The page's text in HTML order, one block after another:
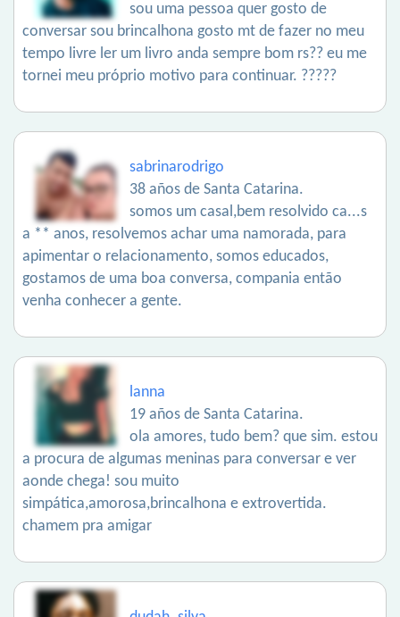
sou uma pessoa quer gosto de
conversar sou brincalhona gosto mt de fazer no meu
tempo livre ler um livro anda sempre bom rs?? eu me
tornei meu próprio motivo para continuar. ?????
sabrinarodrigo
38 años de Santa Catarina.
somos um casal,bem resolvido ca...s
a ** anos, resolvemos achar uma namorada, para
apimentar o relacionamento, somos educados,
gostamos de uma boa conversa, compania então
venha conhecer a gente.
lanna
19 años de Santa Catarina.
ola amores, tudo bem? que sim. estou
a procura de algumas meninas para conversar e ver
aonde chega! sou muito
simpática,amorosa,brincalhona e extrovertida.
chamem pra amigar